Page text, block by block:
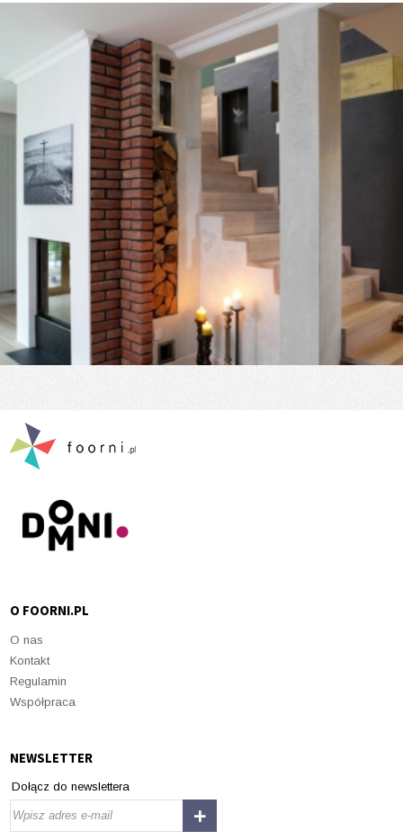
O FOORNI.PL
O nas
Kontakt
Regulamin
Współpraca
NEWSLETTER
Dołącz do newslettera